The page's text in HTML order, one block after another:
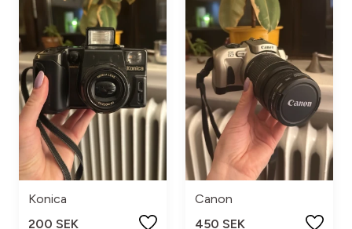
Konica
200 SEK
Canon
450 SEK